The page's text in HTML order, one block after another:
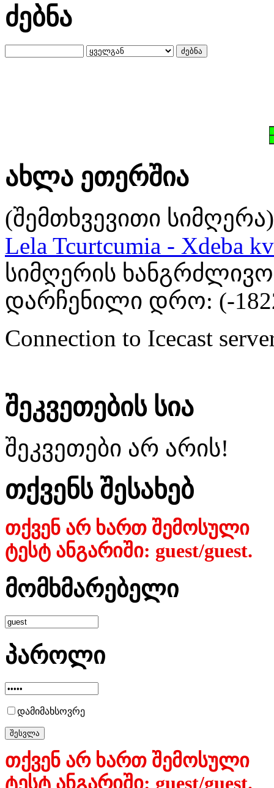
ძებნა
ახლა ეთერშია
(შემთხვევითი სიმღერა)
Lela Tcurtcumia - Xdeba
სიმღერის
დარჩენილი დრო: (-
Connection to Icecast
შეკვეთების სია
შეკვეთები არ არის!
თქვენს შესახებ
თქვენ არ ხართ შემოსული
ტესტ ანგარიში: guest/guest.
მომხმარებელი
პაროლი
დამიმახსოვრე
თქვენ არ ხართ შემოსული
ტესტ ანგარიში: guest/guest.